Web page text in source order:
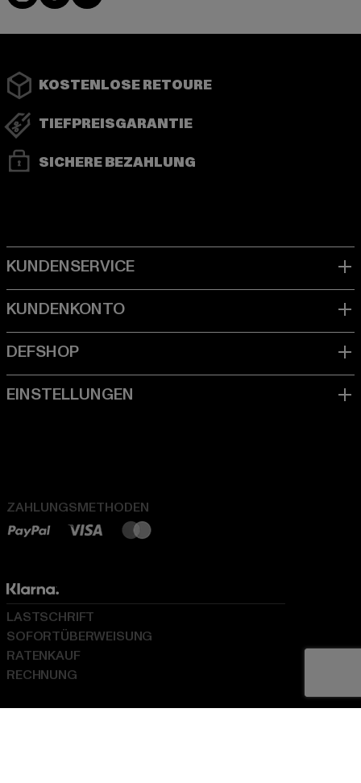
KOSTENLOSE RETOURE
TIEFPREISGARANTIE
SICHERE BEZAHLUNG
ZAHLUNGSMETHODEN
LASTSCHRIFT
SOFORTÜBERWEISUNG
RATENKAUF
RECHNUNG